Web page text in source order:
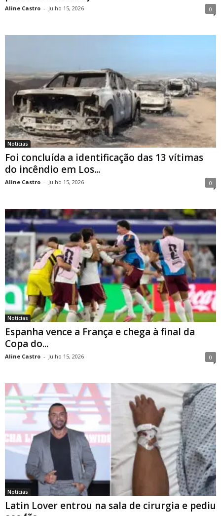
Aline Castro - Julho 15, 2026 0
Notícias
Foi concluída a identificação das 13 vítimas
do incêndio em Los...
Aline Castro - Julho 15, 2026 0
Notícias
Espanha vence a França e chega à final da
Copa do...
Aline Castro - Julho 15, 2026 0
Notícias
Latin Lover entrou na sala de cirurgia e pediu